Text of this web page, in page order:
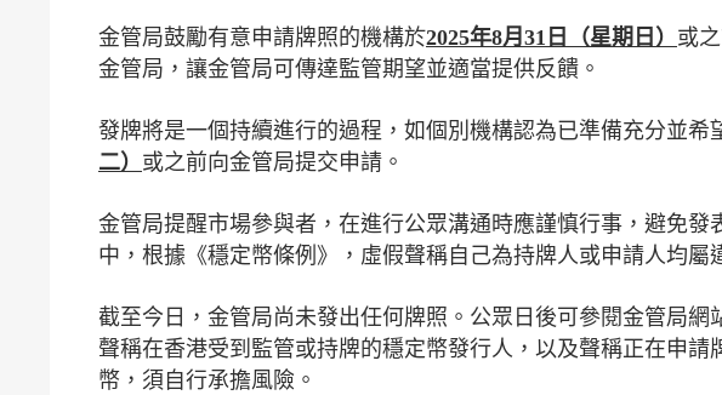
金管局鼓勵有意申請牌照的機構於2025年8月 31 日（星期 日 ） 或
金管局，讓金管局可傳達監管期望並適當提供反饋。
發牌將是一個持續進行的過程，如個別機構認為已準備充分並希
二） 或之前向金管局提交申請。
金管局提醒市場參與者，在進行公眾溝通時應謹慎行事，避免
中，根據《穩定幣條例》，虛假聲稱自己為持牌人或申請人均屬
截至今日，金管局尚未發出任何牌照。公眾日後可參閱金管局網
聲稱在香港受到監管或持牌的穩定幣發行人，以及聲稱正在申
幣，須自行承擔風險。